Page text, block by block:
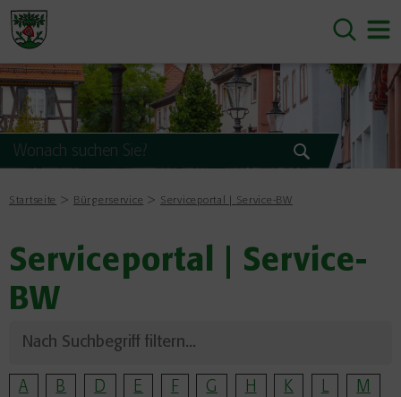
Startseite Bürgerservice Serviceportal | Service-BW
Serviceportal | Service-
BW
A B D E F G H K L
M